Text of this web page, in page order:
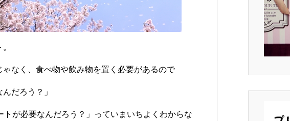
なく、食べ物や飲み物を置く必要があるので
だろう？」
トが必要なんだろう？」っていまいちよくわからな